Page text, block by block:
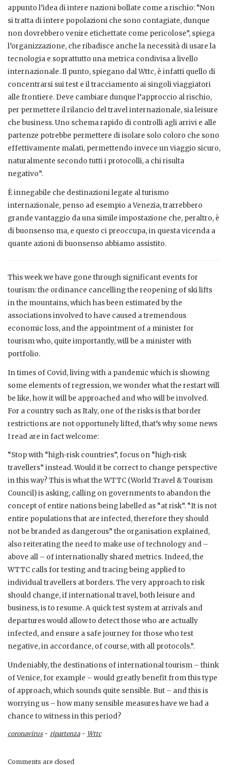
appunto l’idea di intere nazioni bollate come a rischio: “Non
si tratta di intere popolazioni che sono contagiate, dunque
non dovrebbero venire etichettate come pericolose”, spiega
l’organizzazione, che ribadisce anche la necessità di usare la
tecnologia e soprattutto una metrica condivisa a livello
internazionale. Il punto, spiegano dal Wttc, è infatti quello di
concentrarsi sui test e il tracciamento ai singoli viaggiatori
alle frontiere. Deve cambiare dunque l’approccio al rischio,
per permettere il rilancio del travel internazionale, sia leisure
che business. Uno schema rapido di controlli agli arrivi e alle
partenze potrebbe permettere di isolare solo coloro che sono
effettivamente malati, permettendo invece un viaggio sicuro,
naturalmente secondo tutti i protocolli, a chi risulta
negativo”.
È innegabile che destinazioni legate al turismo
internazionale, penso ad esempio a Venezia, trarrebbero
grande vantaggio da una simile impostazione che, peraltro, è
di buonsenso ma, e questo ci preoccupa, in questa vicenda a
quante azioni di buonsenso abbiamo assistito.
This week we have gone through significant events for
tourism: the ordinance cancelling the reopening of ski lifts
in the mountains, which has been estimated by the
associations involved to have caused a tremendous
economic loss, and the appointment of a minister for
tourism who, quite importantly, will be a minister with
portfolio.
In times of Covid, living with a pandemic which is showing
some elements of regression, we wonder what the restart will
be like, how it will be approached and who will be involved.
For a country such as Italy, one of the risks is that border
restrictions are not opportunely lifted, that’s why some news
I read are in fact welcome:
“Stop with “high-risk countries”, focus on “high-risk
travellers” instead. Would it be correct to change perspective
in this way? This is what the WTTC (World Travel & Tourism
Council) is asking, calling on governments to abandon the
concept of entire nations being labelled as “at risk”. “It is not
entire populations that are infected, therefore they should
not be branded as dangerous” the organisation explained,
also reiterating the need to make use of technology and –
above all – of internationally shared metrics. Indeed, the
WTTC calls for testing and tracing being applied to
individual travellers at borders. The very approach to risk
should change, if international travel, both leisure and
business, is to resume. A quick test system at arrivals and
departures would allow to detect those who are actually
infected, and ensure a safe journey for those who test
negative, in accordance, of course, with all protocols.”.
Undeniably, the destinations of international tourism – think
of Venice, for example – would greatly benefit from this type
of approach, which sounds quite sensible. But – and this is
worrying us – how many sensible measures have we had a
chance to witness in this period?
coronavirus- ripartenza- Wttc
Comments are closed